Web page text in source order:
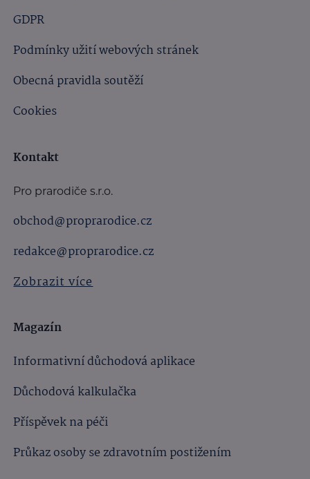
GDPR
Podmínky užití webových stránek
Obecná pravidla soutěží
Cookies
Kontakt
Pro prarodiče s.r.o.
obchod@proprarodice.cz
redakce@proprarodice.cz
Zobrazit více
Magazín
Informativní důchodová aplikace
Důchodová kalkulačka
Příspěvek na péči
Průkaz osoby se zdravotním postižením